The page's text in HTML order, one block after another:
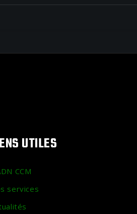
UTILES
CCM
services